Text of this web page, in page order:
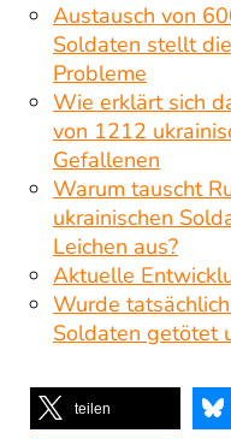
Austausch von
Soldaten stellt
Probleme
Wie erklärt sich
von 1212
Gefallenen
Warum tauscht
ukrainischen
Leichen aus?
Aktuelle
Wurde
Soldaten getötet
teilen